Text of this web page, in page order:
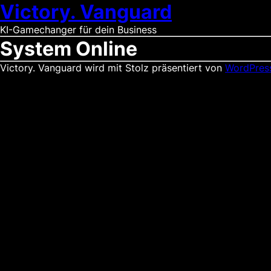
Victory. Vanguard
KI-Gamechanger für dein Business
System Online
Victory. Vanguard wird mit Stolz präsentiert von